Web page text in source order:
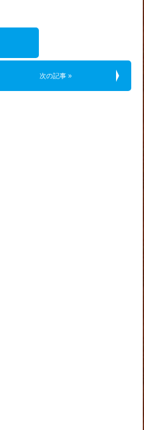
次の記事 »